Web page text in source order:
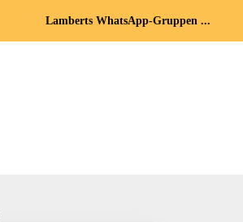
Lamberts WhatsApp-Gruppen ...